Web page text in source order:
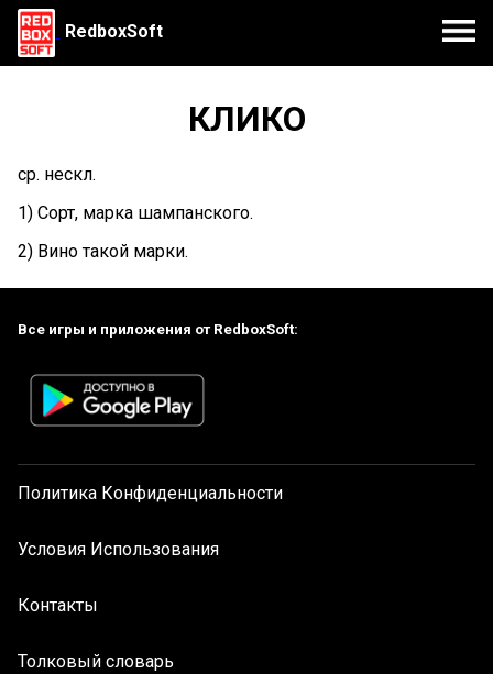
RedboxSoft
КЛИКО
ср. нескл.
1) Сорт, марка шампанского.
2) Вино такой марки.
Все игры и приложения от RedboxSoft:
Политика Конфиденциальности
Условия Использования
Контакты
Толковый словарь